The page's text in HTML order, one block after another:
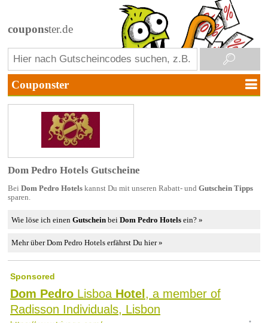
couponster.de
Dom Pedro Hotels Gutscheine
Bei Dom Pedro Hotelskannst Du mit unseren Rabatt- und Gutschein Tipps
sparen.
Wie löse ich einenGutschein beiDom Pedro Hotels ein? »
Mehr über Dom Pedro Hotels erfährst Du hier »